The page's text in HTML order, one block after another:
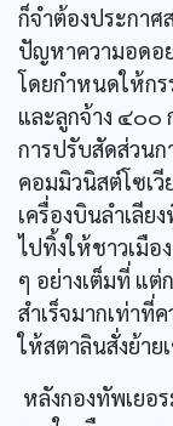
ก็จำต้องประกาศ
ปัญหาความอดอ
โดยกำหนดให้ก
และลูกจ้าง ๔๐๐
การปรับสัดส่วน
คอมมิวนิสต์โซเ
เครื่องบินลำเลีย
ไปทิ้งให้ชาวเมื
ๆ อย่างเต็มที่ แต่
สำเร็จมากเท่าที่
ให้สตาลินสั่งย้า
หลังกองทัพเยอ